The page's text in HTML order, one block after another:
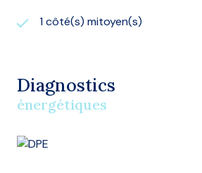
1 côté(s) mitoyen(s)
Diagnostics
énergétiques